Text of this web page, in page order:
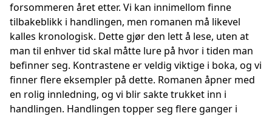
forsommeren året etter. Vi kan innimellom finne
tilbakeblikk i handlingen, men romanen må likevel
kalles kronologisk. Dette gjør den lett å lese, uten at
man til enhver tid skal måtte lure på hvor i tiden man
befinner seg. Kontrastene er veldig viktige i boka, og vi
finner flere eksempler på dette. Romanen åpner med
en rolig innledning, og vi blir sakte trukket inn i
handlingen. Handlingen topper seg flere ganger i